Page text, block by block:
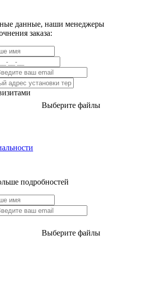
данные, наши менеджеры
заказа:
Выберите файлы
подробностей
Выберите файлы